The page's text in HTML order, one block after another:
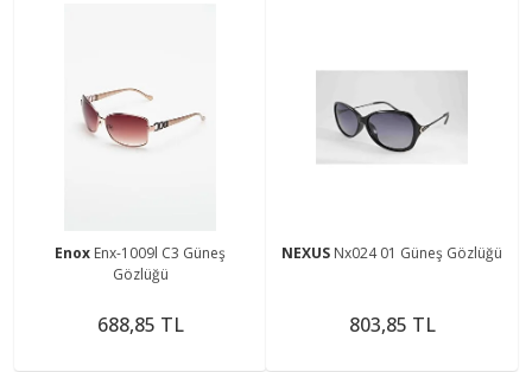
Enox Enx-1009l C3 Güneş
Gözlüğü
688,85 TL
NEXUS Nx024 01 Güneş Gözlüğü
803,85 TL